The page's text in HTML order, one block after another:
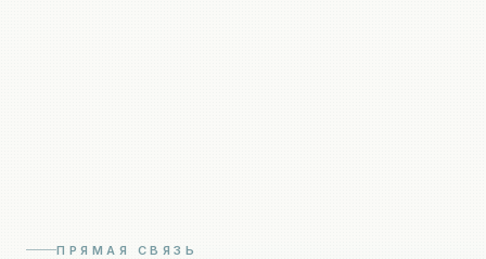
ПРЯМАЯ СВЯЗЬ